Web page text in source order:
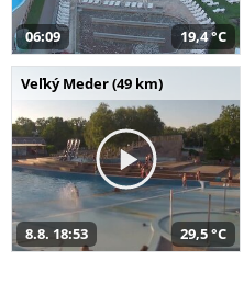
06:09 19,4 °C
Veľký Meder (49 km)
8.8. 18:53 29,5 °C